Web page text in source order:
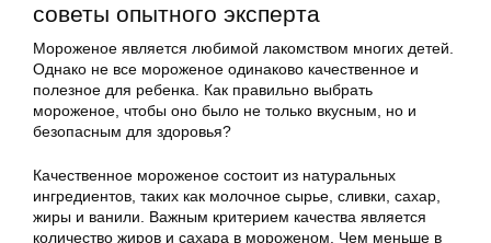
советы опытного эксперта
Мороженое является любимой лакомством многих детей.
Однако не все мороженое одинаково качественное и
полезное для ребенка. Как правильно выбрать
мороженое, чтобы оно было не только вкусным, но и
безопасным для здоровья?
Качественное мороженое состоит из натуральных
ингредиентов, таких как молочное сырье, сливки, сахар,
жиры и ванили. Важным критерием качества является
количество жиров и сахара в мороженом. Чем меньше в